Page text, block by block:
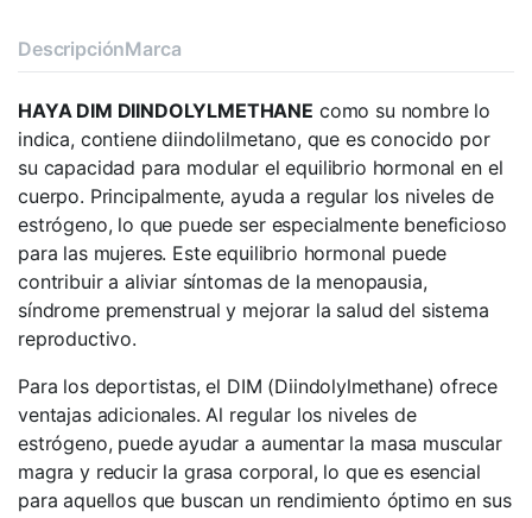
DescripciónMarca
HAYA DIM DIINDOLYLMETHANE como su nombre lo
indica, contiene diindolilmetano, que es conocido por
su capacidad para modular el equilibrio hormonal en el
cuerpo. Principalmente, ayuda a regular los niveles de
estrógeno, lo que puede ser especialmente beneficioso
para las mujeres. Este equilibrio hormonal puede
contribuir a aliviar síntomas de la menopausia,
síndrome premenstrual y mejorar la salud del sistema
reproductivo.
Para los deportistas, el DIM (Diindolylmethane) ofrece
ventajas adicionales. Al regular los niveles de
estrógeno, puede ayudar a aumentar la masa muscular
magra y reducir la grasa corporal, lo que es esencial
para aquellos que buscan un rendimiento óptimo en sus